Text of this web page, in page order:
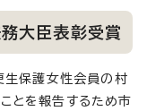
大臣表彰受賞
生保護女性会員の村
とを報告するため市